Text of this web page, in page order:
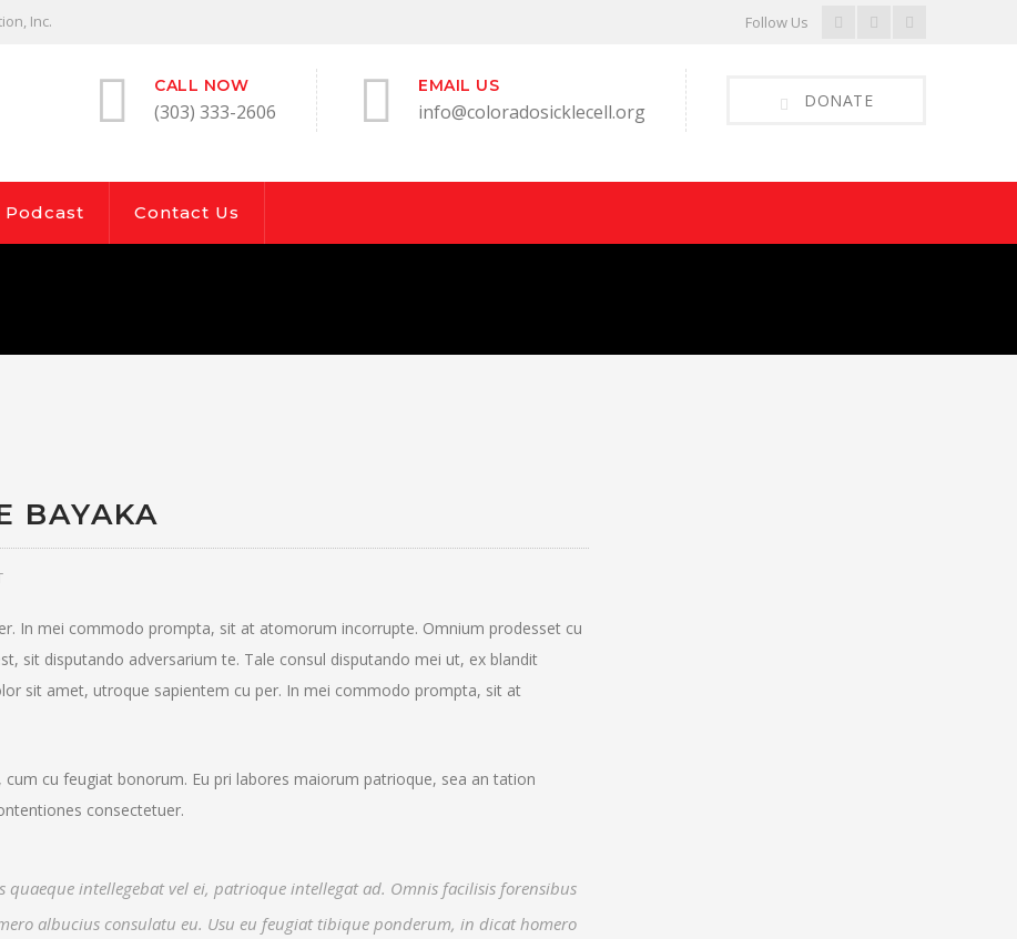
Inc. Follow Us
Facebook
Youtube
DONATE
CALL NOW
(303) 333-2606
EMAIL US
info@coloradosicklecell.org
Podcast Contact Us
BAYAKA
In mei commodo prompta, sit at atomorum incorrupte. Omnium prodesset cu
sit disputando adversarium te. Tale consul disputando mei ut, ex blandit
sit amet, utroque sapientem cu per. In mei commodo prompta, sit at
cu feugiat bonorum. Eu pri labores maiorum patrioque, sea an tation
consectetuer.
intellegebat vel ei, patrioque intellegat ad. Omnis facilisis forensibus
albucius consulatu eu. Usu eu feugiat tibique ponderum, in dicat homero